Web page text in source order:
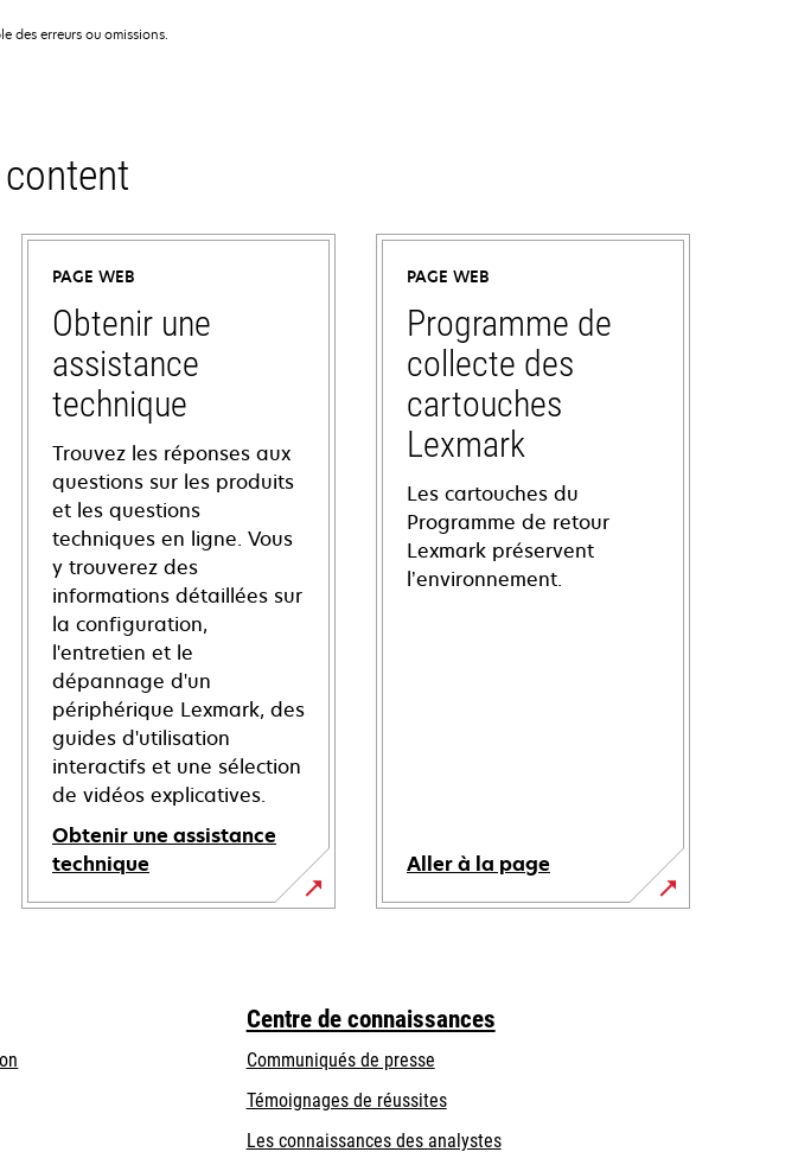
des erreurs ou omissions.
PAGE WEB
Obtenir une
assistance
technique
Trouvez les réponses aux
questions sur les produits
et les questions
techniques en ligne. Vous
y trouverez des
informations détaillées sur
la configuration,
l'entretien et le
dépannage d'un
périphérique Lexmark, des
guides d'utilisation
interactifs et une sélection
de vidéos explicatives.
Obtenir une assistance
technique
s’ouvre
PAGE WEB
Programme de
collecte des
cartouches
Lexmark
Les cartouches du
Programme de retour
Lexmark préservent
l’environnement.
Aller à la page
Centre de connaissances
Communiqués de presse
Témoignages de réussites
Les connaissances des analystes